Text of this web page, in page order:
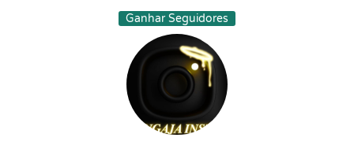
Ganhar Seguidores